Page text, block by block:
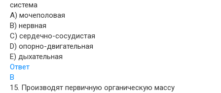
система
A) мочеполовая
B) нервная
C) сердечно-сосудистая
D) опорно-двигательная
E) дыхательная
Ответ
В
15. Производят первичную органическую массу